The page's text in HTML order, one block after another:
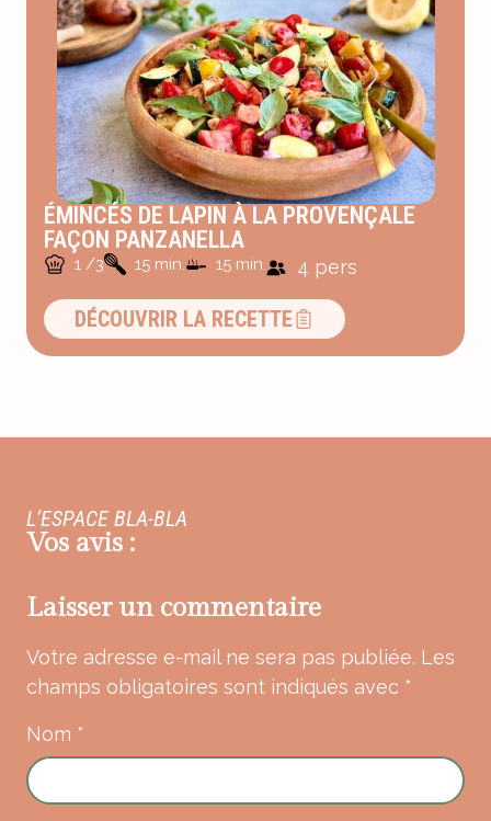
ÉMINCÉS DE LAPIN À LA PROVENÇALE
FAÇON PANZANELLA
1 /3 15 min. 15 min. 4 pers
DÉCOUVRIR LA RECETTE
L’ESPACE BLA-BLA
Vos avis :
Laisser un commentaire
Votre adresse e-mail ne sera pas publiée. Les
champs obligatoires sont indiqués avec *
Nom *